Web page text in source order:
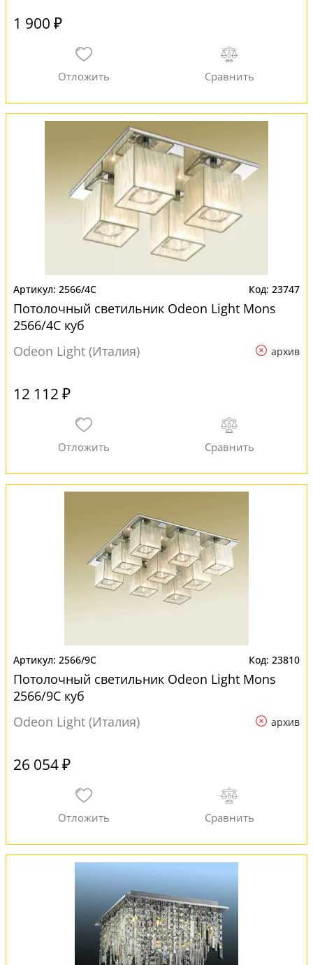
1 900 ₽
2566/4C 23747
Потолочный светильник Odeon Light Mons
2566/4C куб
Odeon Light (Италия)
архив
12 112 ₽
2566/9C 23810
Потолочный светильник Odeon Light Mons
2566/9C куб
Odeon Light (Италия)
архив
26 054 ₽